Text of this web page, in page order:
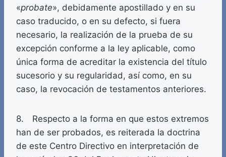
«probate», debidamente apostillado y en su
caso traducido, o en su defecto, si fuera
necesario, la realización de la prueba de su
excepción conforme a la ley aplicable, como
única forma de acreditar la existencia del título
sucesorio y su regularidad, así como, en su
caso, la revocación de testamentos anteriores.
8. Respecto a la forma en que estos extremos
han de ser probados, es reiterada la doctrina
de este Centro Directivo en interpretación de